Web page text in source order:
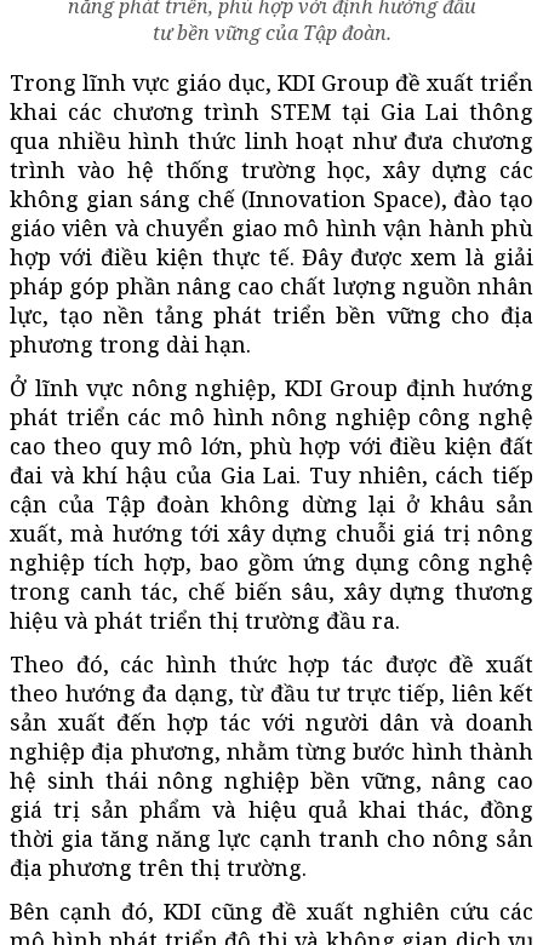
năng phát triển, phù hợp với định hướng đầu
tư bền vững của Tập đoàn.
Trong lĩnh vực giáo dục, KDI Group đề xuất triển
khai các chương trình STEM tại Gia Lai thông
qua nhiều hình thức linh hoạt như đưa chương
trình vào hệ thống trường học, xây dựng các
không gian sáng chế (Innovation Space), đào tạo
giáo viên và chuyển giao mô hình vận hành phù
hợp với điều kiện thực tế. Đây được xem là giải
pháp góp phần nâng cao chất lượng nguồn nhân
lực, tạo nền tảng phát triển bền vững cho địa
phương trong dài hạn.
Ở lĩnh vực nông nghiệp, KDI Group định hướng
phát triển các mô hình nông nghiệp công nghệ
cao theo quy mô lớn, phù hợp với điều kiện đất
đai và khí hậu của Gia Lai. Tuy nhiên, cách tiếp
cận của Tập đoàn không dừng lại ở khâu sản
xuất, mà hướng tới xây dựng chuỗi giá trị nông
nghiệp tích hợp, bao gồm ứng dụng công nghệ
trong canh tác, chế biến sâu, xây dựng thương
hiệu và phát triển thị trường đầu ra.
Theo đó, các hình thức hợp tác được đề xuất
theo hướng đa dạng, từ đầu tư trực tiếp, liên kết
sản xuất đến hợp tác với người dân và doanh
nghiệp địa phương, nhằm từng bước hình thành
hệ sinh thái nông nghiệp bền vững, nâng cao
giá trị sản phẩm và hiệu quả khai thác, đồng
thời gia tăng năng lực cạnh tranh cho nông sản
địa phương trên thị trường.
Bên cạnh đó, KDI cũng đề xuất nghiên cứu các